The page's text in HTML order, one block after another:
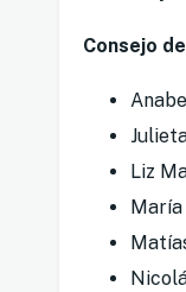
Consejo
Liz